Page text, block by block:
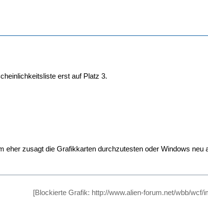
erst auf Platz 3.
eher zusagt die Grafikkarten durchzutesten oder Windows
[Blockierte Grafik: http://www.alien-forum.net/wbb/